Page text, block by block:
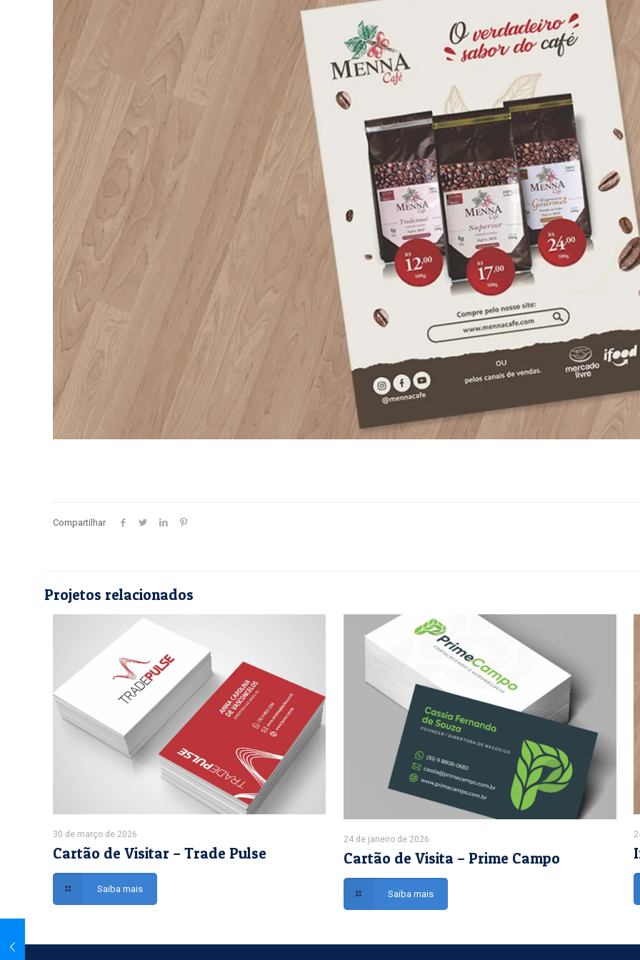
Compartilhar
Projetos relacionados
30 de março de 2026
Cartão de Visitar – Trade Pulse
Saiba mais
24 de janeiro de 2026
Cartão de Visita – Prime Campo
Saiba mais